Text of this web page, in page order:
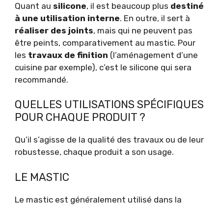
Quant au silicone, il est beaucoup plus destiné
à une utilisation interne. En outre, il sert à
réaliser des joints, mais qui ne peuvent pas
être peints, comparativement au mastic. Pour
les travaux de finition (l’aménagement d’une
cuisine par exemple), c’est le silicone qui sera
recommandé.
QUELLES UTILISATIONS SPÉCIFIQUES
POUR CHAQUE PRODUIT ?
Qu’il s’agisse de la qualité des travaux ou de leur
robustesse, chaque produit a son usage.
LE MASTIC
Le mastic est généralement utilisé dans la